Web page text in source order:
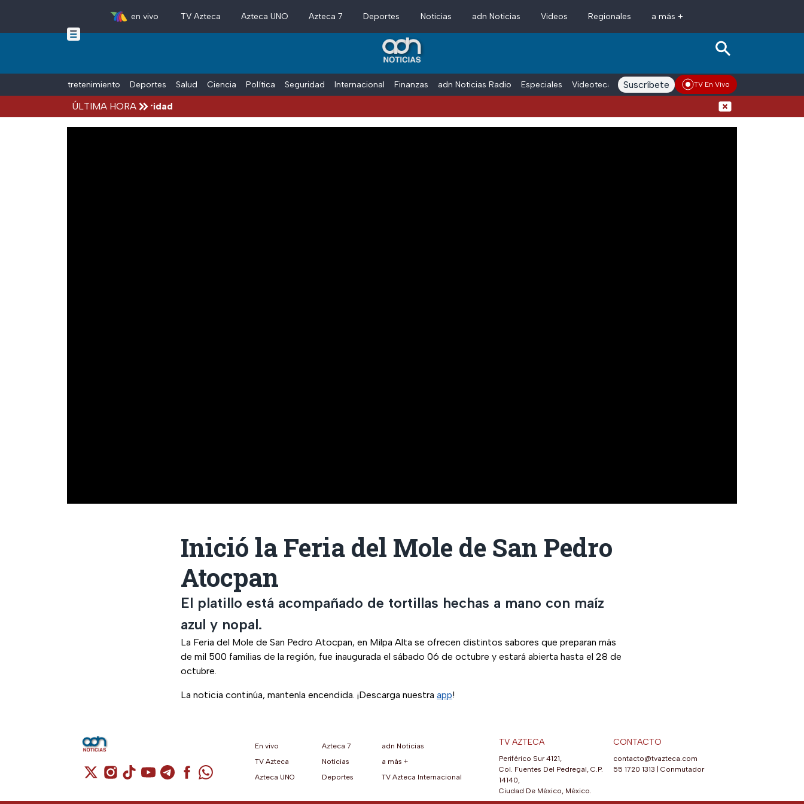
Skip to main content
en vivo TV Azteca Azteca UNO Azteca 7 Deportes Noticias adn Noticias Videos Regionales a más +
Entretenimiento Deportes Salud Ciencia Política Seguridad Internacional Finanzas adn Noticias Radio Especiales Videoteca Conductores Voces adn Noticias
Suscríbete TV En Vivo
ÚLTIMA HORA
por alerta de seguridad
Inició la Feria del Mole de San Pedro
Atocpan
El platillo está acompañado de tortillas hechas a mano con maíz
azul y nopal.
La Feria del Mole de San Pedro Atocpan, en Milpa Alta se ofrecen distintos sabores que preparan más
de mil 500 familias de la región, fue inaugurada el sábado 06 de octubre y estará abierta hasta el 28 de
octubre.
La noticia continúa, mantenla encendida. ¡Descarga nuestra app!
Cuenta de X / Twitter (se abre en una nueva pestaña)
Cuenta de Instagram (se abre en una nueva pestaña)
Cuenta de TikTok (se abre en una nueva pestaña)
Cuenta de YouTube (se abre en una nueva pestaña)
Cuenta de Telegram (se abre en una nueva pestaña)
Cuenta de Facebook (se abre en una nueva pestaña)
Cuenta de WhatsApp (se abre en una nueva pestaña)
En vivo
TV Azteca
Azteca UNO
Azteca 7
Noticias
Deportes
adn Noticias
a más +
TV Azteca Internacional
TV AZTECA
Periférico Sur 4121,
Col. Fuentes Del Pedregal, C.P.
14140,
Ciudad De México, México.
CONTACTO
contacto@tvazteca.com
55 1720 1313
Conmutador